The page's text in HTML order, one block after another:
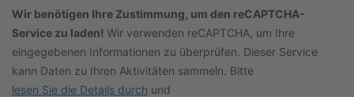
Wir benötigen Ihre Zustimmung, um den reCAPTCHA-
Service zu laden! Wir verwenden reCAPTCHA, um Ihre
eingegebenen Informationen zu überprüfen. Dieser Service
kann Daten zu Ihren Aktivitäten sammeln. Bitte
lesen Sie die Details durch und